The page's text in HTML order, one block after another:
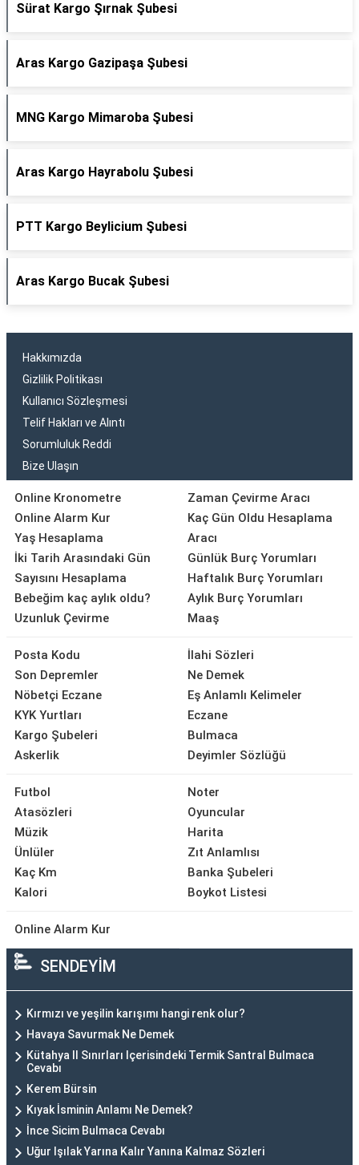
Sürat Kargo Şırnak Şubesi
Aras Kargo Gazipaşa Şubesi
MNG Kargo Mimaroba Şubesi
Aras Kargo Hayrabolu Şubesi
PTT Kargo Beylicium Şubesi
Aras Kargo Bucak Şubesi
Hakkımızda
Gizlilik Politikası
Kullanıcı Sözleşmesi
Telif Hakları ve Alıntı
Sorumluluk Reddi
Bize Ulaşın
Online Kronometre
Online Alarm Kur
Yaş Hesaplama
İki Tarih Arasındaki Gün
Sayısını Hesaplama
Bebeğim kaç aylık oldu?
Uzunluk Çevirme
Zaman Çevirme Aracı
Kaç Gün Oldu Hesaplama
Aracı
Günlük Burç Yorumları
Haftalık Burç Yorumları
Aylık Burç Yorumları
Maaş
Posta Kodu
Son Depremler
Nöbetçi Eczane
KYK Yurtları
Kargo Şubeleri
Askerlik
İlahi Sözleri
Ne Demek
Eş Anlamlı Kelimeler
Eczane
Bulmaca
Deyimler Sözlüğü
Futbol
Atasözleri
Müzik
Ünlüler
Kaç Km
Kalori
Noter
Oyuncular
Harita
Zıt Anlamlısı
Banka Şubeleri
Boykot Listesi
Online Alarm Kur
SENDEYİM
Kırmızı ve yeşilin karışımı hangi renk olur?
Havaya Savurmak Ne Demek
Kütahya Il Sınırları Içerisindeki Termik Santral Bulmaca
Cevabı
Kerem Bürsin
Kıyak İsminin Anlamı Ne Demek?
İnce Sicim Bulmaca Cevabı
Uğur Işılak Yarına Kalır Yanına Kalmaz Sözleri